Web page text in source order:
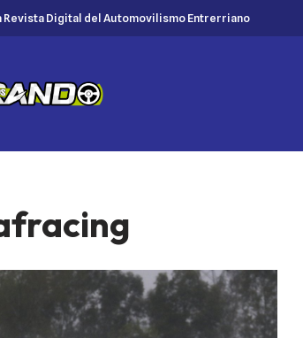
Revista Digital del Automovilismo Entrerriano